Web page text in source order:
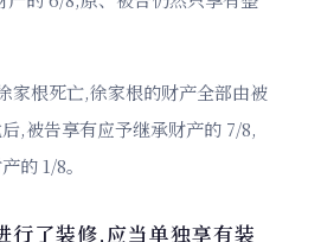
家根死亡,徐家根的财产全部由被
,被告享有应予继承财产的 7/8,
的 1/8。
行了装修,应当单独享有装